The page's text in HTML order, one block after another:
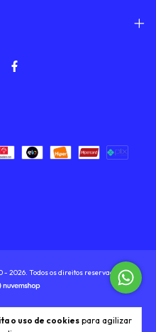
o uso de cookies para agilizar
- 2026. Todos os direitos reservados.